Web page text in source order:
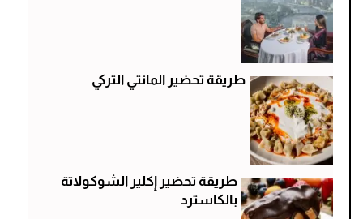
طريقة تحضير المانتي التركي
طريقة تحضير إكلير الشوكولاتة
بالكاسترد